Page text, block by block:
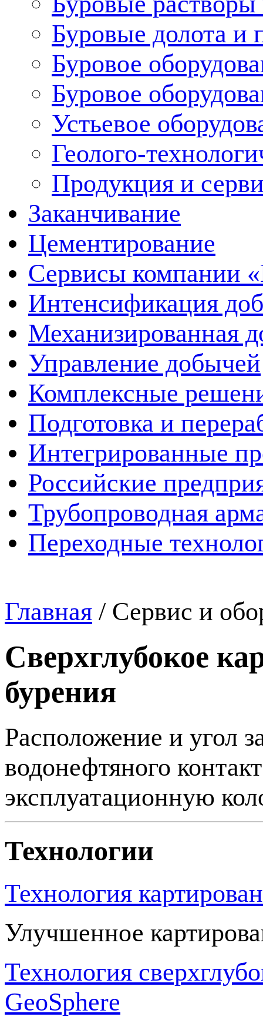
Буровые долота и
Буровое
Буровое
Устьевое
Геолого-
Продукция и
Заканчивание
Цементирование
Сервисы компании
Интенсификация
Механизированная
Управление добычей
Комплексные
Подготовка и
Интегрированные
Российские
Трубопроводная
Переходные
Главная / Сервис и
Сверхглубокое
бурения
Расположение и угол
водонефтяного
эксплуатационную
Технологии
Технология
Улучшенное
Технология
GeoSphere